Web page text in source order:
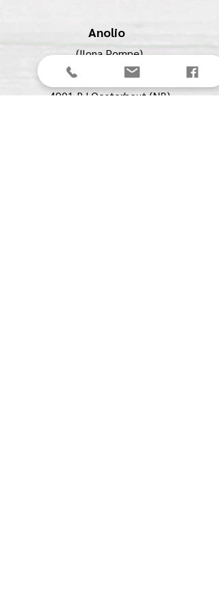
Anolio
(Ilona Pompe)
Spechtstraat 27
4901 BJ Oosterhout (NB)